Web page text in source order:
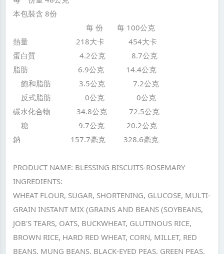
本包裝含 8份
每 份 每 100公克
熱量 218大卡 454大卡
蛋白質 4.2公克 8.7公克
脂肪 6.9公克 14.4公克
飽和脂肪 3.5公克 7.2公克
反式脂肪 0公克 0公克
碳水化合物 34.8公克 72.5公克
糖 9.7公克 20.2公克
鈉 157.7毫克 328.6毫克
PRODUCT NAME: BLESSING BISCUITS-ROSEMARY
INGREDIENTS:
WHEAT FLOUR, SUGAR, SHORTENING, GLUCOSE, MULTI-
GRAIN INSTANT MIX (GRAINS AND BEANS (SOYBEANS,
JOB'S TEARS, OATS, BUCKWHEAT, GLUTINOUS RICE,
BROWN RICE, HARD RED WHEAT, CORN, MILLET, RED
BEANS, MUNG BEANS, BLACK-EYED PEAS, GREEN PEAS,